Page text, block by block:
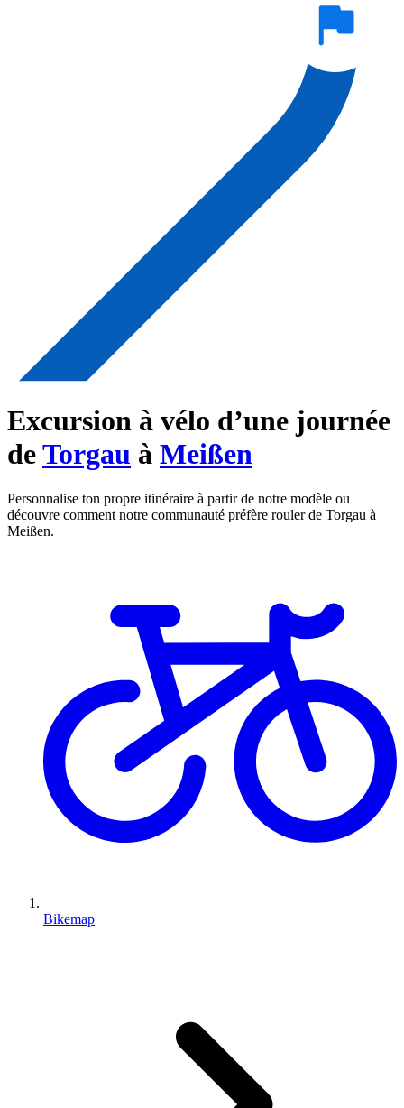
Excursion à vélo d’une journée
deTorgau à Meißen
Personnalise ton propre itinéraire à partir de notre modèle ou
découvre comment notre communauté préfère rouler de Torgau à
Meißen.
Bikemap